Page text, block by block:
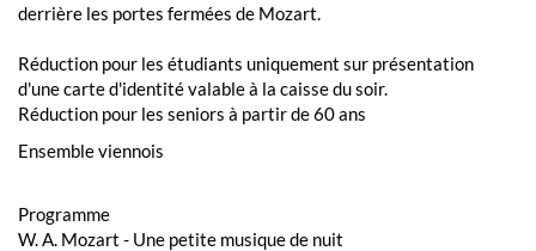
derrière les portes fermées de Mozart.
Réduction pour les étudiants uniquement sur présentation
d'une carte d'identité valable à la caisse du soir.
Réduction pour les seniors à partir de 60 ans
Ensemble viennois
Programme
W. A. Mozart - Une petite musique de nuit